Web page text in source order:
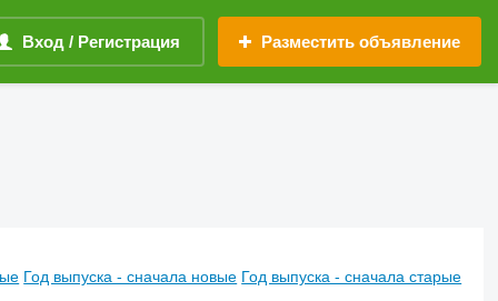
Вход / Регистрация Разместить объявление
Год выпуска - сначала новые Год выпуска - сначала старые